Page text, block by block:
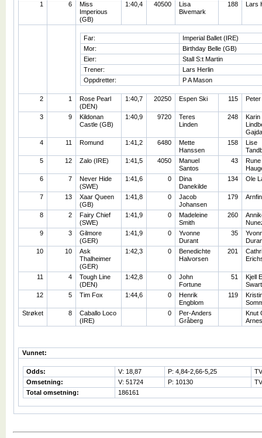
1 6
Miss
Imperious
(GB)
1:40,4 40500
Lisa
Bivemark
188 Lars
Far:
Imperial Ballet (IRE)
Mor:
Birthday Belle (GB)
Eier:
Stall S:t Martin
Trener:
Lars Herlin
Oppdretter:
P A Mason
2 1
Rose Pearl
(DEN)
1:40,7 20250 Espen Ski 115
3 9
Kildonan
Castle (GB)
1:40,9 9720
Teres
Linden
248
Karin
Gajda
4
11 Romund 1:41,2 6480
Mette
Hanssen
158
Lise
5
12 Zalo (IRE) 1:41,5 4050
Manuel
Santos
43
Rune
6
7
Never Hide
(SWE)
1:41,6 0
Dina
Danekilde
134 Ole
7 13
Xaar Queen
(GB)
1:41,8 0
Jacob
Johansen
179
8 2
Fairy Chief
(SWE)
1:41,9 0
Madeleine
Smith
260
9
3
Gilmore
(GER)
1:41,9 0
Yvonne
Durant
35
10
10
Ask
Thalheimer
(GER)
1:42,3 0
Benedichte
Halvorsen
201
11 4
Tough Line
(DEN)
1:42,8 0
John
Fortune
51
Kjell
12
5 Tim Fox 1:44,6 0
Henrik
Engblom
119
Strøket
8
Caballo Loco
(IRE)
0
Per-Anders
Gråberg
Knut
Vunnet:
Odds: V: 18,87 P: 4,84-2,66-5,25
Omsetning:
V: 51724 P: 10130
Total omsetning:
186161